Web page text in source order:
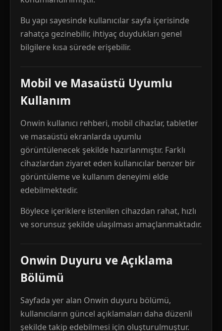
Bu yapı sayesinde kullanıcılar sayfa içerisinde
rahatça gezinebilir, ihtiyaç duydukları genel
bilgilere kısa sürede erişebilir.
Mobil ve Masaüstü Uyumlu
Kullanım
Onwin kullanıcı rehberi, mobil cihazlar, tabletler
ve masaüstü ekranlarda uyumlu
görüntülenecek şekilde hazırlanmıştır. Farklı
cihazlardan ziyaret eden kullanıcılar benzer bir
görüntüleme ve kullanım deneyimi elde
edebilmektedir.
Böylece içeriklere istenilen cihazdan rahat, hızlı
ve sorunsuz şekilde ulaşılması amaçlanmaktadır.
Onwin Duyuru ve Açıklama
Bölümü
Sayfada yer alan Onwin duyuru bölümü,
kullanıcıların güncel açıklamaları daha düzenli
şekilde takip edebilmesi için oluşturulmuştur.